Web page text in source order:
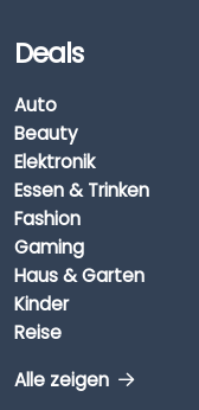
Deals
Auto
Beauty
Elektronik
Essen & Trinken
Fashion
Gaming
Haus & Garten
Kinder
Reise
Alle zeigen